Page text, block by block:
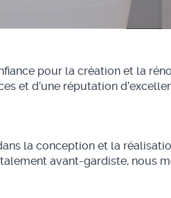
pour la création et la
et d’une réputation
la conception et la
avant-gardiste, nous